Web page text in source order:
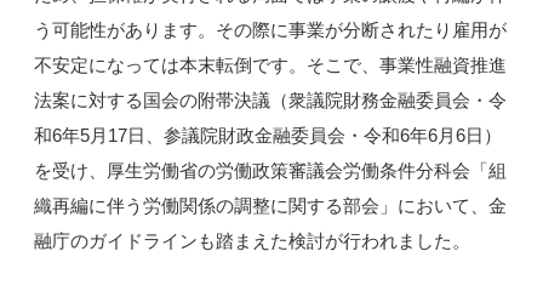
う可能性があります。その際に事業が分断されたり雇用が
不安定になっては本末転倒です。そこで、事業性融資推進
法案に対する国会の附帯決議（衆議院財務金融委員会・令
和6年5月17日、参議院財政金融委員会・令和6年6月6日）
を受け、厚生労働省の労働政策審議会労働条件分科会「組
織再編に伴う労働関係の調整に関する部会」において、金
融庁のガイドラインも踏まえた検討が行われました。